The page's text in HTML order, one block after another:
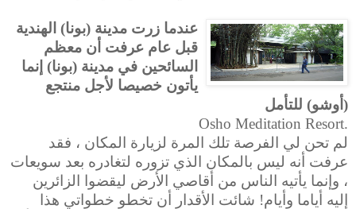
عندما زرت مدينة (بونا) الهندية
قبل عام عرفت أن معظم
السائحين في مدينة (بونا) إنما
يأتون خصيصا لأجل منتجع
(أوشو) للتأمل
Osho Meditation Resort.
لم تحن لي الفرصة تلك المرة لزيارة المكان ، فقد
عرفت أنه ليس بالمكان الذي تزوره لتغادره بعد سويعات
، وإنما يأتيه الناس من أقاصي الأرض ليقضوا الزائرين
إليه أياما وأيام! شائت الأقدار أن تخطو خطواتي هذا